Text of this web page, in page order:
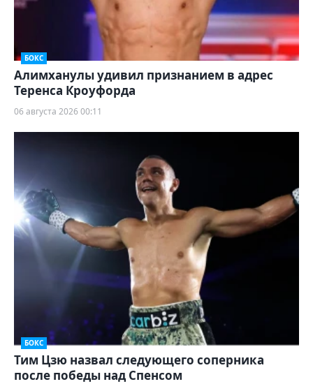
БОКС
Алимханулы удивил признанием в адрес
Теренса Кроуфорда
06 августа 2026 00:11
БОКС
Тим Цзю назвал следующего соперника
после победы над Спенсом